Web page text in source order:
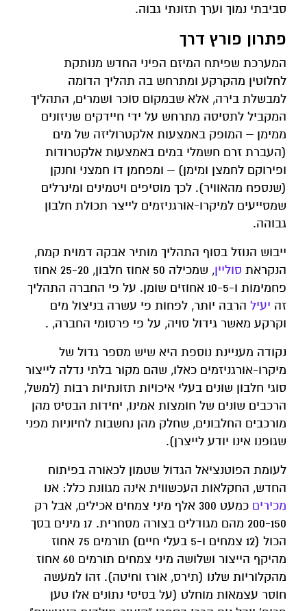
סביבתי נמוך וערך תזונתי גבוה.
פתרון פורץ דרך
המערכת שפיתח המיזם הפיני החדש מנותקת
לחלוטין מהקרקע ומתרחש בה תהליך הדומה
למבשלת בירה, אלא שבמקום סוכר ושמרים, התהליך
המקביל לתסיסה מתרחש על ידי חיידקים שניזונים
ממימן – המופק באמצעות אלקטרוליזה של מים
(העברת זרם חשמלי במים באמצעות אלקטרודות
ופירוקם לחמצן ומימן) – ומפחמן דו חמצני וחנקן
(שנספח מהאוויר). לכך מוסיפים ויטמינים ומינרלים
שמסייעים למיקרו-אורגניזמים לייצר תכולת חלבון
גבוהה.
ייבוש הנוזל בסוף התהליך מותיר אבקה דמוית קמח,
הנקראת סוליין
, שמכילה 50 אחוז חלבון, 25-20 אחוז
פחמימות ו-10-5 אחוזים שומן. על פי החברה התהליך
זה יעיל הרבה יותר, לפחות פי עשרה בניצול מים
וקרקע מאשר גידול סויה, על פי פרסומי החברה, .
נקודה מעניינת נוספת היא שיש מספר גדול של
מיקרו-אורגניזמים כאלו, שהם מקור בלתי נדלה לייצור
סוגי חלבון שונים בעלי איכויות תזונתיות רבות (למשל,
הרכבים שונים של חומצות אמינו, יחידות הבסיס מהן
מורכבים החלבונים, שחלק מהן נחשבות לחיוניות מפני
שגופנו אינו יודע לייצרן).
לעומת הפוטנציאל הגדול שטמון לכאורה בפיתוח
החדש, החקלאות העכשווית אינה מגוונת כלל: אנו
מכירים
כמעט 300 אלף מיני צמחים אכילים, אבל רק
200-150 מהם מגודלים בצורה מסחרית. 17 מינים בסך
הכול (12 צמחים ו-5 בעלי חיים) תורמים 75 אחוז
מהיקף הייצור ושלושה מיני צמחים תורמים 60 אחוז
מהקלוריות שלנו (תירס, אורז וחיטה). זהו למעשה
חוסר עצמאות מוחלט (על בסיסי נתונים אלו טען